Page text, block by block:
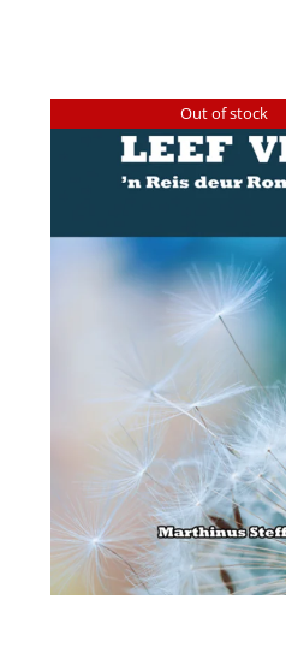
Out of stock